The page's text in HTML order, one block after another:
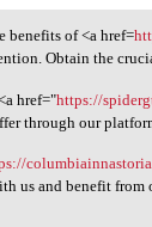
benefits of <a
benefits of <a href=
Obtain the
href="https://
through our
us and benefit from